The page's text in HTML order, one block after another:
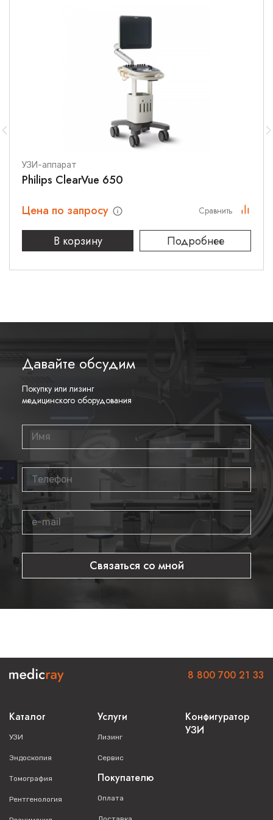
Вносите регулярный лизинговый платёж, по окончании
договора оборудование переходит в вашу
8 800 700 21 33
получить выгодную цену и лучшие условия финансирования.
Потом будет дороже! Оставьте заявку на коммерческое
предложение по аппаратуMINDRAY WATO EX-65 PRO.
Теги: mindray_wato_ex_65_pro
УЗИ-аппарат
Philips ClearVue 650
Цена по запросу
В корзину
Подробнее
Сравнить
Давайте обсудим
Покупку или лизинг
медицинского оборудования
Связаться со мной
Каталог
УЗИ
Эндоскопия
Томография
Рентгенология
Услуги
Лизинг
Сервис
Покупателю
Оплата
Конфигуратор
УЗИ
8 800 700 21 33